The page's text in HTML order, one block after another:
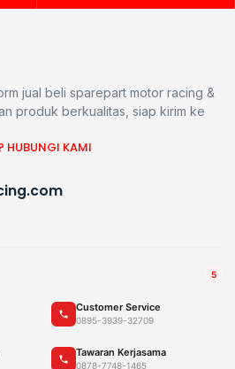
jual beli sparepart motor racing &
produk berkualitas, siap kirim ke
HUBUNGI KAMI
5
Customer Service
0895-3939-32709
Tawaran Kerjasama
0878-7748-1465